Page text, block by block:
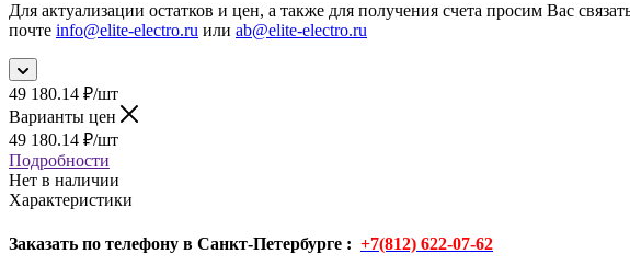
Для актуализации остатков и цен, а также для получения счета просим Вас
почте info@elite-electro.ru или ab@elite-electro.ru
49 180.14 ₽/шт
Варианты цен
49 180.14 ₽/шт
Подробности
Нет в наличии
Характеристики
Заказать по телефону в Санкт-Петербурге : +7(812) 622-07-62